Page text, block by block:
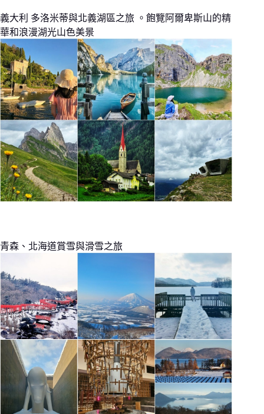
義大利 多洛米蒂與北義湖區之旅 。飽覽阿爾卑斯山的精
華和浪漫湖光山色美景
青森、北海道賞雪與滑雪之旅